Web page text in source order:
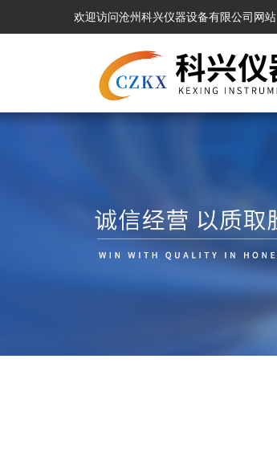
欢迎访问沧州科兴仪器设备有限公司网站